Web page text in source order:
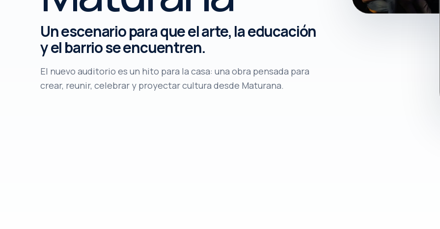
Un escenario para que el arte, la educación
y el barrio se encuentren.
El nuevo auditorio es un hito para la casa: una obra pensada para
crear, reunir, celebrar y proyectar cultura desde Maturana.